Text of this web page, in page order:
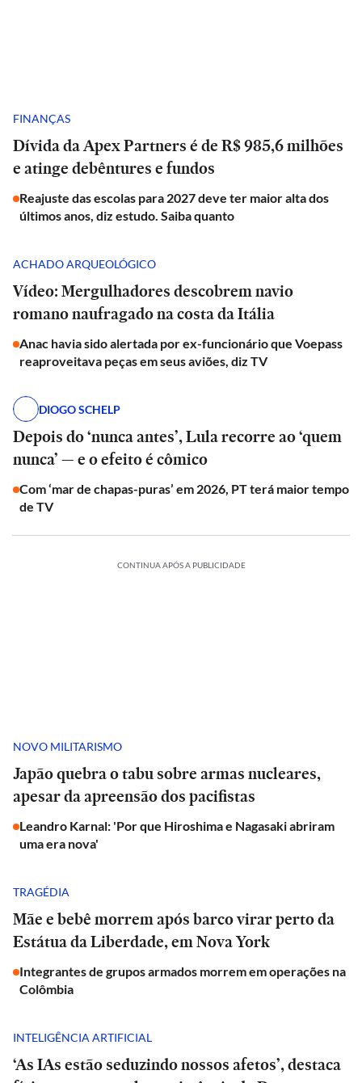
FINANÇAS
Dívida da Apex Partners é de R$ 985,6 milhões
e atinge debêntures e fundos
Reajuste das escolas para 2027 deve ter maior alta dos
últimos anos, diz estudo. Saiba quanto
ACHADO ARQUEOLÓGICO
Vídeo: Mergulhadores descobrem navio
romano naufragado na costa da Itália
Anac havia sido alertada por ex-funcionário que Voepass
reaproveitava peças em seus aviões, diz TV
DIOGO SCHELP
Depois do ‘nunca antes’, Lula recorre ao ‘quem
nunca’ — e o efeito é cômico
Com ‘mar de chapas-puras’ em 2026, PT terá maior tempo
de TV
CONTINUA APÓS A PUBLICIDADE
NOVO MILITARISMO
Japão quebra o tabu sobre armas nucleares,
apesar da apreensão dos pacifistas
Leandro Karnal: 'Por que Hiroshima e Nagasaki abriram
uma era nova'
TRAGÉDIA
Mãe e bebê morrem após barco virar perto da
Estátua da Liberdade, em Nova York
Integrantes de grupos armados morrem em operações na
Colômbia
INTELIGÊNCIA ARTIFICIAL
‘As IAs estão seduzindo nossos afetos’, destaca